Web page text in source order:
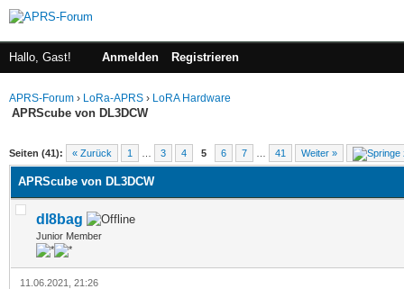
Hallo, Gast! Anmelden Registrieren
APRS-Forum › LoRa-APRS › LoRA Hardware
APRScube von DL3DCW
Seiten (41): « Zurück 1 3 4 5 6 7 41 Weiter »
Durchschnitt
APRScube von DL3DCW
dl8bag
Junior Member
11.06.2021, 21:26